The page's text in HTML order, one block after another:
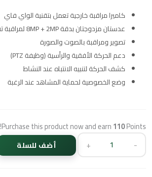
كاميرا مراقبة خارجية تعمل بتقنية الواي فاي
عدستان مزدوجتان بدقة 8MP + 2MP لمراقبة تفصيلية
تصوير ومراقبة بالصوت والصورة
دعم الحركة الأفقية والرأسية (وظيفة PTZ)
كشف الحركة لتنبيه الانتباه عند النشاط
وضع الخصوصية لحماية المشاهد عند الرغبة
Purchase this product now and earn110Points!
-
+ أضف للسلة